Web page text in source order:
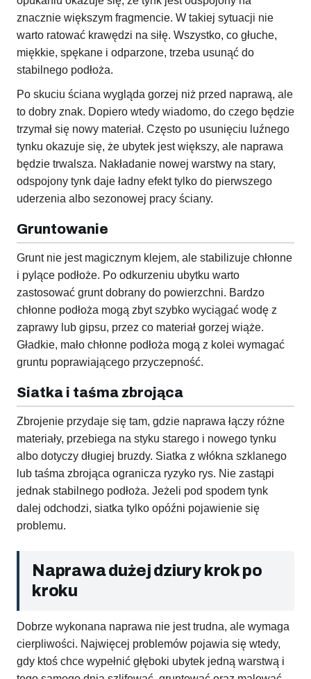
znacznie większym fragmencie. W takiej sytuacji nie
warto ratować krawędzi na siłę. Wszystko, co głuche,
miękkie, spękane i odparzone, trzeba usunąć do
stabilnego podłoża.
Po skuciu ściana wygląda gorzej niż przed naprawą, ale
to dobry znak. Dopiero wtedy wiadomo, do czego będzie
trzymał się nowy materiał. Często po usunięciu luźnego
tynku okazuje się, że ubytek jest większy, ale naprawa
będzie trwalsza. Nakładanie nowej warstwy na stary,
odspojony tynk daje ładny efekt tylko do pierwszego
uderzenia albo sezonowej pracy ściany.
Gruntowanie
Grunt nie jest magicznym klejem, ale stabilizuje chłonne
i pylące podłoże. Po odkurzeniu ubytku warto
zastosować grunt dobrany do powierzchni. Bardzo
chłonne podłoża mogą zbyt szybko wyciągać wodę z
zaprawy lub gipsu, przez co materiał gorzej wiąże.
Gładkie, mało chłonne podłoża mogą z kolei wymagać
gruntu poprawiającego przyczepność.
Siatka i taśma zbrojąca
Zbrojenie przydaje się tam, gdzie naprawa łączy różne
materiały, przebiega na styku starego i nowego tynku
albo dotyczy długiej bruzdy. Siatka z włókna szklanego
lub taśma zbrojąca ogranicza ryzyko rys. Nie zastąpi
jednak stabilnego podłoża. Jeżeli pod spodem tynk
dalej odchodzi, siatka tylko opóźni pojawienie się
problemu.
Naprawa dużej dziury krok po
kroku
Dobrze wykonana naprawa nie jest trudna, ale wymaga
cierpliwości. Najwięcej problemów pojawia się wtedy,
gdy ktoś chce wypełnić głęboki ubytek jedną warstwą i